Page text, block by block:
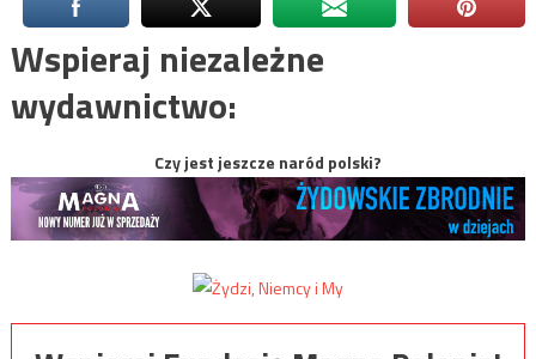
Wspieraj niezależne
wydawnictwo:
Czy jest jeszcze naród polski?